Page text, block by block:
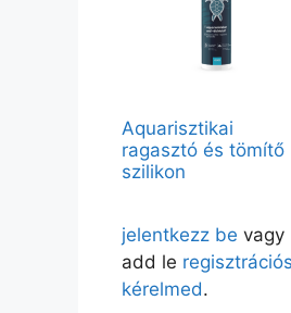
Aquarisztikai
ragasztó és tömítő
szilikon
jelentkezz be vagy
add le regisztrációs
kérelmed.